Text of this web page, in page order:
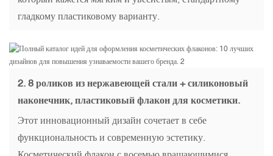
гладкому пластиковому варианту.
2. 8 роликов из нержавеющей стали + силиконовый
наконечник, пластиковый флакон для косметики.
Этот инновационный дизайн сочетает в себе
функциональность и современную эстетику.